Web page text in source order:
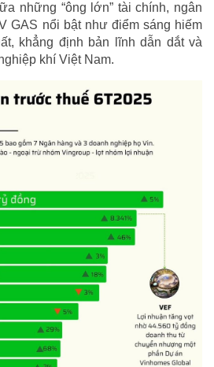
những “ông lớn” tài chính, ngân
GAS nổi bật như điểm sáng hiếm
khẳng định bản lĩnh dẫn dắt và
khí Việt Nam.